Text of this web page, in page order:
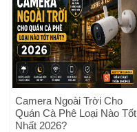
Camera Ngoài Trời Cho
Quán Cà Phê Loại Nào Tốt
Nhất 2026?